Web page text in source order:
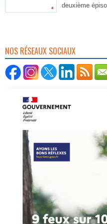
deuxième
NOS RÉSEAUX SOCIAUX